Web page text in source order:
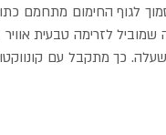
לגוף החימום מתחמם
לזרימה טבעית
כך מתקבל עם